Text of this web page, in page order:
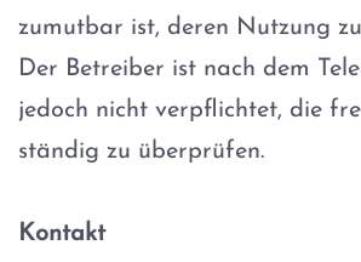
zumutbar ist, deren Nutzung
Der Betreiber ist nach dem
jedoch nicht verpflichtet, die
ständig zu überprüfen.
Kontakt